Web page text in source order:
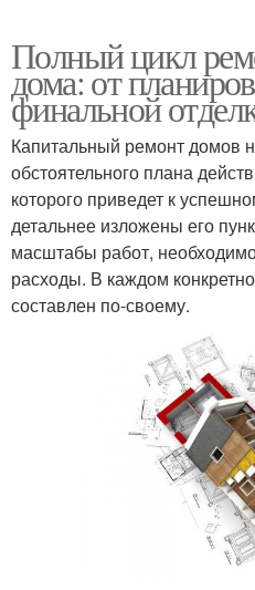
Полный цикл
дома: от
финальной
Капитальный ремонт домов
обстоятельного плана
которого приведет к
детальнее изложены его
масштабы работ,
расходы. В каждом
составлен по-своему.